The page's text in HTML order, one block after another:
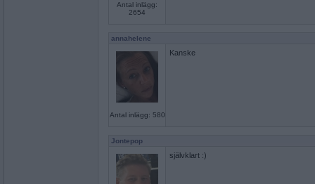
Antal inlägg:
2654
annahelene
Antal inlägg: 580
Kanske
Jontepop
självklart :)